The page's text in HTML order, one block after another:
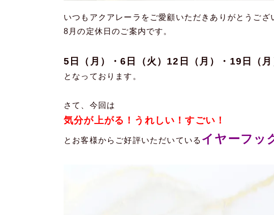
いつもアクアレーラをご愛顧いただきありがとうござ
8月の定休日のご案内です。
5日（月）・6日（火）12日（月）・19日（月
となっております。
さて、今回は
気分が上がる！うれしい！すごい！
とお客様からご好評いただいている イヤーフッ